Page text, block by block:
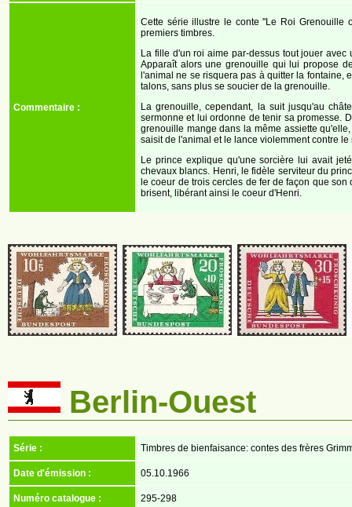
Commentaire :
Cette série illustre le conte "Le Roi Grenouille
premiers timbres.
La fille d'un roi aime par-dessus tout jouer
Apparaît alors une grenouille qui lui propose
l'animal ne se risquera pas à quitter la fontaine,
talons, sans plus se soucier de la grenouille.
La grenouille, cependant, la suit jusqu'au
sermonne et lui ordonne de tenir sa promesse.
grenouille mange dans la même assiette
saisit de l'animal et le lance violemment contre
Le prince explique qu'une sorcière lui avait
chevaux blancs. Henri, le fidèle serviteur du
le coeur de trois cercles de fer de façon que
brisent, libérant ainsi le coeur d'Henri.
Berlin-Ouest
Série : Timbres de bienfaisance: contes des frères
Date d'émission : 05.10.1966
Numéro catalogue : 295-298